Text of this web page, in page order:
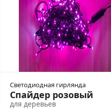
Светодиодная гирлянда
Спайдер розовый
для деревьев